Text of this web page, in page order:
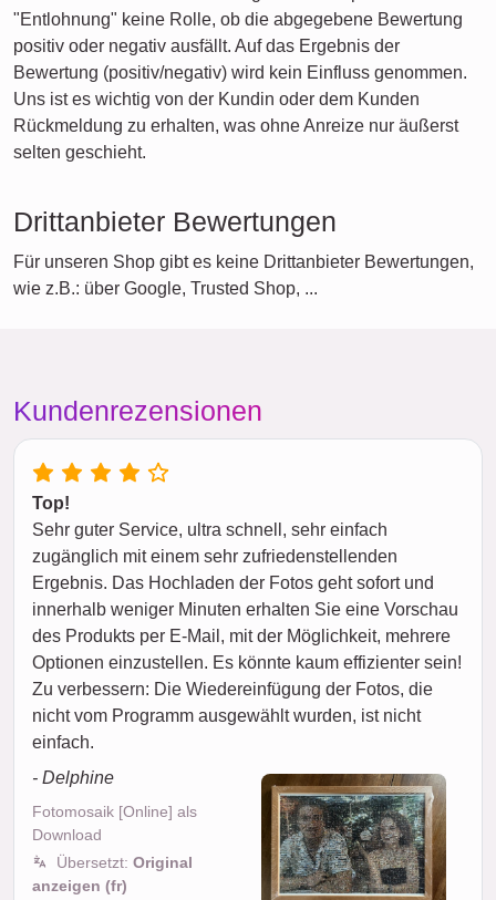
"Entlohnung" keine Rolle, ob die abgegebene Bewertung
positiv oder negativ ausfällt. Auf das Ergebnis der
Bewertung (positiv/negativ) wird kein Einfluss genommen.
Uns ist es wichtig von der Kundin oder dem Kunden
Rückmeldung zu erhalten, was ohne Anreize nur äußerst
selten geschieht.
Drittanbieter Bewertungen
Für unseren Shop gibt es keine Drittanbieter Bewertungen,
wie z.B.: über Google, Trusted Shop, ...
Kundenrezensionen
Top!
Sehr guter Service, ultra schnell, sehr einfach
zugänglich mit einem sehr zufriedenstellenden
Ergebnis. Das Hochladen der Fotos geht sofort und
innerhalb weniger Minuten erhalten Sie eine Vorschau
des Produkts per E-Mail, mit der Möglichkeit, mehrere
Optionen einzustellen. Es könnte kaum effizienter sein!
Zu verbessern: Die Wiedereinfügung der Fotos, die
nicht vom Programm ausgewählt wurden, ist nicht
einfach.
- Delphine
Fotomosaik [Online] als
Download
Übersetzt: Original
anzeigen (fr)